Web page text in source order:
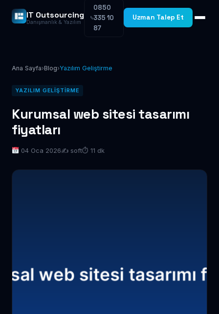
IT Outsourcing
Danışmanlık & Yazılım
0850
335 10
87
Uzman Talep Et
Ana Sayfa›Blog›Yazılım Geliştirme
YAZILIM GELIŞTIRME
Kurumsal web sitesi tasarımı
fiyatları
04 Oca 2026✍️ soft⏱ 11 dk